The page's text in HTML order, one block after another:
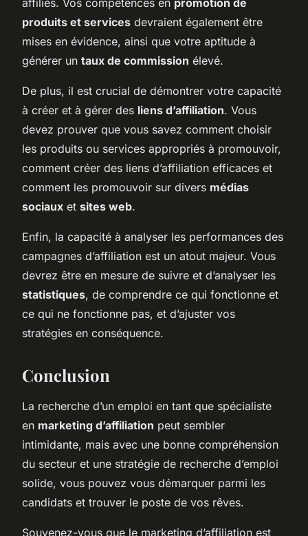
produits et services devraient également être
mises en évidence, ainsi que votre aptitude à
générer un taux de commission élevé.
De plus, il est crucial de démontrer votre capacité
à créer et à gérer des liens d’affiliation. Vous
devez prouver que vous savez comment choisir
les produits ou services appropriés à promouvoir,
comment créer des liens d’affiliation efficaces et
comment les promouvoir sur divers médias
sociaux et sites web.
Enfin, la capacité à analyser les performances des
campagnes d’affiliation est un atout majeur. Vous
devrez être en mesure de suivre et d’analyser les
statistiques, de comprendre ce qui fonctionne et
ce qui ne fonctionne pas, et d’ajuster vos
stratégies en conséquence.
Conclusion
La recherche d’un emploi en tant que spécialiste
en marketing d’affiliation peut sembler
intimidante, mais avec une bonne compréhension
du secteur et une stratégie de recherche d’emploi
solide, vous pouvez vous démarquer parmi les
candidats et trouver le poste de vos rêves.
Souvenez-vous que le marketing d’affiliation est